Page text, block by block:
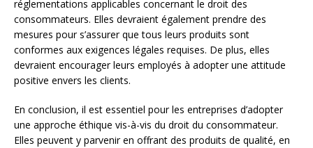
réglementations applicables concernant le droit des
consommateurs. Elles devraient également prendre des
mesures pour s’assurer que tous leurs produits sont
conformes aux exigences légales requises. De plus, elles
devraient encourager leurs employés à adopter une attitude
positive envers les clients.
En conclusion, il est essentiel pour les entreprises d’adopter
une approche éthique vis-à-vis du droit du consommateur.
Elles peuvent y parvenir en offrant des produits de qualité, en